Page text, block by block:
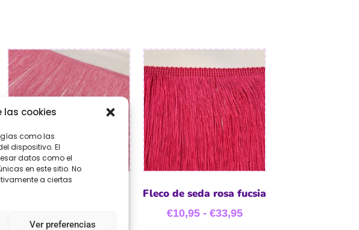
cookies
como las
dispositivo. El
datos como el
en este sitio. No
a ciertas
Ver preferencias
Fleco de seda rosa fucsia
€10,95 - €33,95